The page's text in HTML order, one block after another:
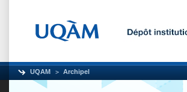
UQAM Archipel